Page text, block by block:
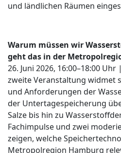
und ländlichen Räumen
Warum müssen wir
geht das in der
26. Juni 2026, 16:00–18:00
zweite Veranstaltung widmet
und Anforderungen der
der Untertagespeicherung
Salze bis hin zu
Fachimpulse und zwei
zeigen, welche
Metropolregion Hamburg